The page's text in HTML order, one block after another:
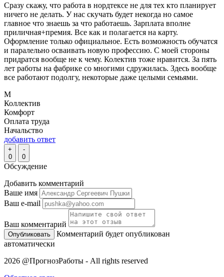
Сразу скажу, что работа в нордтексе не для тех кто планирует
ничего не делать. У нас скучать будет некогда но самое
главное что знаешь за что работаешь. Зарплата вполне
приличная+премия. Все как и полагается на карту.
Оформление только официальное. Есть возможность обучатся
и паралельно осваивать новую профессию. С моей стороны
придратся вообще не к чему. Колектив тоже нравится. За пять
лет работы на фабрике со многими сдружилась. Здесь вообще
все работают подолгу, некоторые даже целыми семьями.
М
Коллектив
Комфорт
Оплата труда
Начальство
добавить ответ
+
0
-
0
Обсуждение
Добавить комментарий
Ваше имя
Ваш e-mail
Ваш комментарий
Комментарий будет опубликован
автоматически
2026 @ПрогнозРаботы - All rights reserved